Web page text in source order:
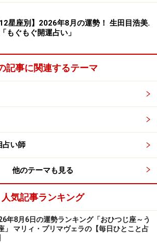
12星座別】2026年8月の運勢！ 生田目浩美.
もぐもぐ開運占い」
記事に関連するテーマ
占い師
他のテーマも見る
人気記事ランキング
年8月6日の運勢ランキング「おひつじ座～う
」 マリィ・プリマヴェラの【毎日ひとこと占